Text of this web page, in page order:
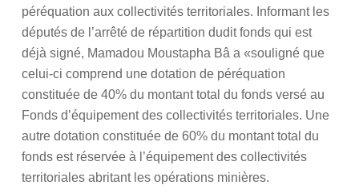
péréquation aux collectivités territoriales. Informant les
députés de l’arrêté de répartition dudit fonds qui est
déjà signé, Mamadou Moustapha Bâ a «souligné que
celui-ci comprend une dotation de péréquation
constituée de 40% du montant total du fonds versé au
Fonds d’équipement des collectivités territoriales. Une
autre dotation constituée de 60% du montant total du
fonds est réservée à l’équipement des collectivités
territoriales abritant les opérations minières.